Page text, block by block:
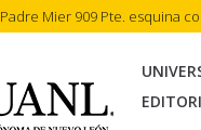
Padre Mier 909 Pte. esquina